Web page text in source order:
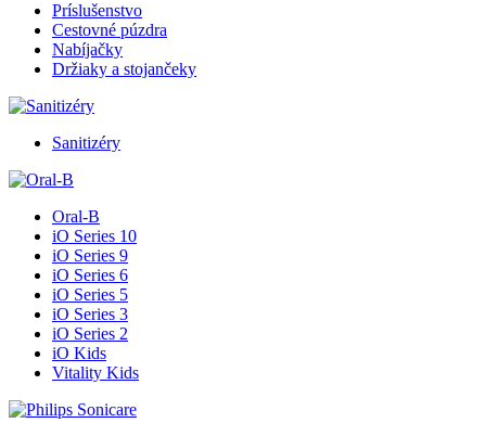
Príslušenstvo
Cestovné púzdra
Nabíjačky
Držiaky a stojančeky
Sanitizéry
Oral-B
iO Series 10
iO Series 9
iO Series 6
iO Series 5
iO Series 3
iO Series 2
iO Kids
Vitality Kids